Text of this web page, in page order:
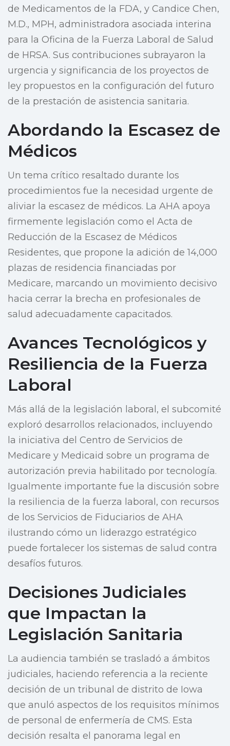
de Medicamentos de la FDA, y Candice Chen,
M.D., MPH, administradora asociada interina
para la Oficina de la Fuerza Laboral de Salud
de HRSA. Sus contribuciones subrayaron la
urgencia y significancia de los proyectos de
ley propuestos en la configuración del futuro
de la prestación de asistencia sanitaria.
Abordando la Escasez de
Médicos
Un tema crítico resaltado durante los
procedimientos fue la necesidad urgente de
aliviar la escasez de médicos. La AHA apoya
firmemente legislación como el Acta de
Reducción de la Escasez de Médicos
Residentes, que propone la adición de 14,000
plazas de residencia financiadas por
Medicare, marcando un movimiento decisivo
hacia cerrar la brecha en profesionales de
salud adecuadamente capacitados.
Avances Tecnológicos y
Resiliencia de la Fuerza
Laboral
Más allá de la legislación laboral, el subcomité
exploró desarrollos relacionados, incluyendo
la iniciativa del Centro de Servicios de
Medicare y Medicaid sobre un programa de
autorización previa habilitado por tecnología.
Igualmente importante fue la discusión sobre
la resiliencia de la fuerza laboral, con recursos
de los Servicios de Fiduciarios de AHA
ilustrando cómo un liderazgo estratégico
puede fortalecer los sistemas de salud contra
desafíos futuros.
Decisiones Judiciales
que Impactan la
Legislación Sanitaria
La audiencia también se trasladó a ámbitos
judiciales, haciendo referencia a la reciente
decisión de un tribunal de distrito de Iowa
que anuló aspectos de los requisitos mínimos
de personal de enfermería de CMS. Esta
decisión resalta el panorama legal en